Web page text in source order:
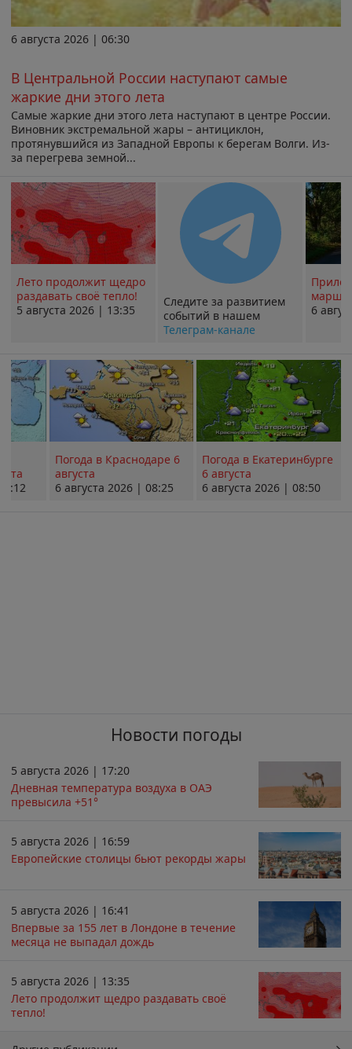
6 августа 2026 | 06:30
В Центральной России наступают самые
жаркие дни этого лета
Самые жаркие дни этого лета наступают в центре России.
Виновник экстремальной жары – антициклон,
протянувшийся из Западной Европы к берегам Волги. Из-
за перегрева земной...
Лето продолжит щедро
раздавать своё тепло!
5 августа 2026 | 13:35
Следите за развитием
событий в нашем
Телеграм-канале
6
Погода в Краснодаре 6
августа
6 августа 2026 | 08:25
Погода в Екатеринбурге
6 августа
6 августа 2026 | 08:50
Новости погоды
5 августа 2026 | 17:20
Дневная температура воздуха в ОАЭ
превысила +51°
5 августа 2026 | 16:59
Европейские столицы бьют рекорды жары
5 августа 2026 | 16:41
Впервые за 155 лет в Лондоне в течение
месяца не выпадал дождь
5 августа 2026 | 13:35
Лето продолжит щедро раздавать своё
тепло!